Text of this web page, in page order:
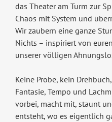
das Theater am Turm zur
Chaos mit System und
Wir zaubern eine ganze
Nichts – inspiriert von
unserer völligen
Keine Probe, kein
Fantasie, Tempo und
vorbei, macht mit, staunt
entsteht, wo es eigentlich